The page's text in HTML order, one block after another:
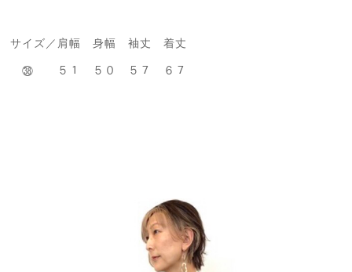
サイズ／肩幅 身幅 袖丈 着丈
㊳ ５１ ５０ ５７ ６７